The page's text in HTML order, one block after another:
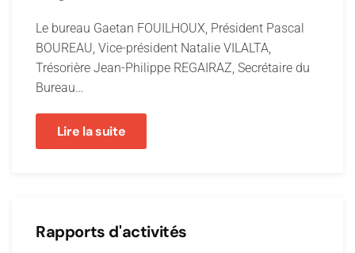
Le bureau Gaetan FOUILHOUX, Président Pascal
BOUREAU, Vice-président Natalie VILALTA,
Trésorière Jean-Philippe REGAIRAZ, Secrétaire du
Bureau…
Lire la suite
Rapports d'activités